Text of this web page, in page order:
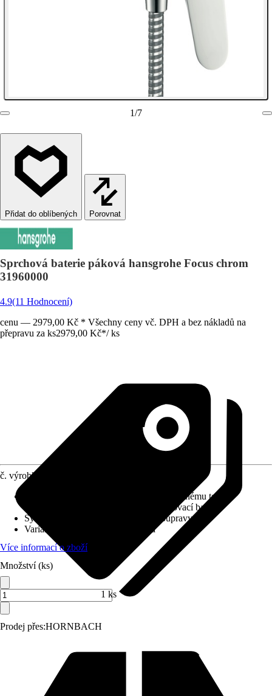
1/7
Porovnat
Sprchová baterie páková hansgrohe Focus chrom
31960000
4.9(11 Hodnocení)
cenu — 2979,00 Kč * Všechny ceny vč. DPH a bez nákladů na
přepravu za ks2979,00 Kč*/ ks
Prodej přes:HORNBACH
č. výrobku
Pojistka proti zpětnému toku,
Keramická kartuše, Jednopáková směšovací baterie
Systém vypouštění
Bez odtokové soupravy
Varianta
Sprchová baterie páková
Více informací o zboží
Množství (ks)
1 ks